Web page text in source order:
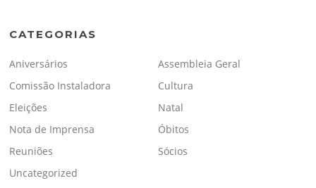
CATEGORIAS
Aniversários
Assembleia Geral
Comissão Instaladora
Cultura
Eleições
Natal
Nota de Imprensa
Óbitos
Reuniões
Sócios
Uncategorized